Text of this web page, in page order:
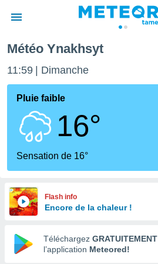
de
en
Météo Ynakhsyt
11:59 Dimanche
Pluie faible
16°
Sensation de 16°
Flash info
Encore de la chaleur !
Téléchargez GRATUITEMENT
l’application Meteored!